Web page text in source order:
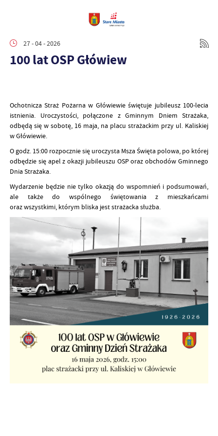
27 - 04 - 2026
100 lat OSP Główiew
Ochotnicza Straż Pożarna w Główiewie świętuje jubileusz 100-lecia
istnienia. Uroczystości, połączone z Gminnym Dniem Strażaka,
odbędą się w sobotę, 16 maja, na placu strażackim przy ul. Kaliskiej
w Główiewie.
O godz. 15:00 rozpocznie się uroczysta Msza Święta polowa, po której
odbędzie się apel z okazji jubileuszu OSP oraz obchodów Gminnego
Dnia Strażaka.
Wydarzenie będzie nie tylko okazją do wspomnień i podsumowań,
ale także do wspólnego świętowania z mieszkańcami
oraz wszystkimi, którym bliska jest strażacka służba.